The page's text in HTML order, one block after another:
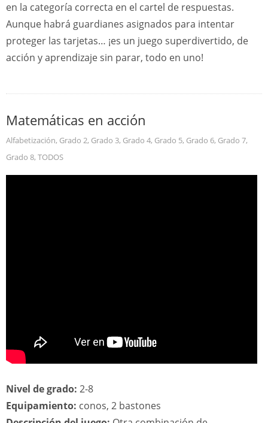
en la categoría correcta en el cartel de respuestas.
Aunque habrá guardianes asignados para intentar
proteger las tarjetas… ¡es un juego superdivertido, de
acción y aprendizaje sin parar, todo en uno!
Matemáticas en acción
Alfabetización, Grado 2, Grado 3, Grado 4, Grado 5, Grado 6, Grado 7,
Grado 8, TODOS
Nivel de grado: 2-8
Equipamiento: conos, 2 bastones